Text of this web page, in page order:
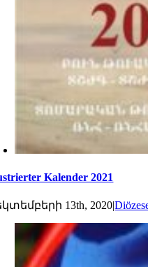
Kalender 2021
13th, 2020|